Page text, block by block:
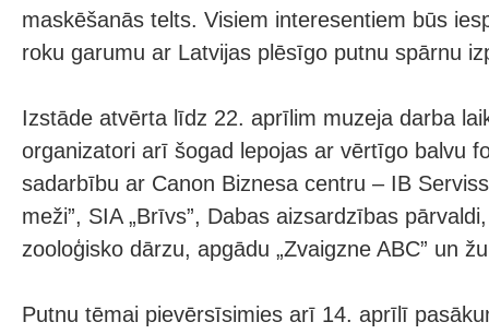
maskēšanās telts. Visiem interesentiem būs
roku garumu ar Latvijas plēsīgo putnu spārnu
Izstāde atvērta līdz 22. aprīlim muzeja darba
organizatori arī šogad lepojas ar vērtīgo balvu
sadarbību ar Canon Biznesa centru – IB
meži”, SIA „Brīvs”, Dabas aizsardzības
zooloģisko dārzu, apgādu „Zvaigzne ABC” un
Putnu tēmai pievērsīsimies arī 14. aprīlī